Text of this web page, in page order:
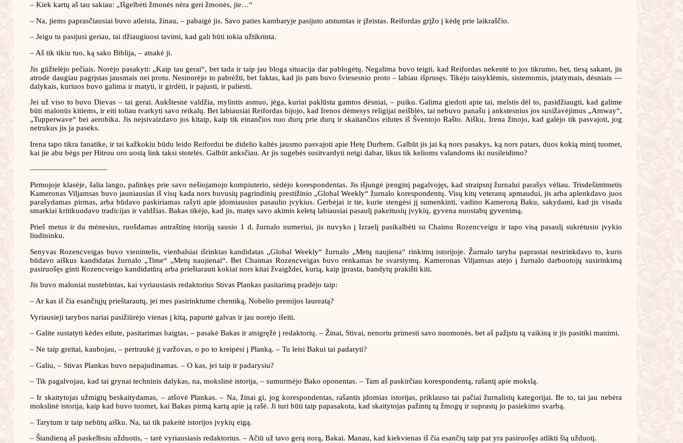
– Kiek kartų aš tau sakiau: „Išgelbėti žmonės nėra geri žmonės, jie…“
– Na, jiems paprasčiausiai buvo atleista, žinau, – pabaigė jis. Savo paties kambaryje pasijuto atstumtas ir įžeistas. Reifordas grįžo į kėdę prie laikraščio.
– Jeigu tu pasijusi geriau, tai džiaugiuosi tavimi, kad gali būti tokia užtikrinta.
– Aš tik tikiu tuo, ką sako Biblija, – atsakė ji.
Jis gūžtelėjo pečiais. Norėjo pasakyti: „Kaip tau gerai“, bet tada ir taip jau bloga situacija dar pablogėtų. Negalima buvo teigti, kad Reifordas nekentė to jos tikrumo, bet, tiesą sakant, jis
atrodė daugiau pagrįstas jausmais nei protu. Nesinorėjo to pabrėžti, bet faktas, kad jis pats buvo šviesesnio proto – labiau išprusęs. Tikėjo taisyklėmis, sistemomis, įstatymais, dėsniais —
dalykais, kuriuos buvo galima ir matyti, ir girdėti, ir pajusti, ir paliesti.
Jei už viso to buvo Dievas – tai gerai. Aukštesnė valdžia, mylintis asmuo, jėga, kuriai paklūsta gamtos dėsniai, – puiku. Galima giedoti apie tai, melstis dėl to, pasidžiaugti, kad galime
būti malonūs kitiems, ir eiti toliau tvarkyti savo reikalų. Bet labiausiai Reifordas bijojo, kad Irenos dėmesys religijai neišblės, tai nebuvo panašu į ankstesnius jos susižavėjimus „Amway“,
„Tupperwave“ bei aerobika. Jis neįsivaizdavo jos kitaip, kaip tik einančios nuo durų prie durų ir skaitančios eilutes iš Šventojo Rašto. Aišku, Irena žinojo, kad galėjo tik pasvajoti, jog
netrukus jis ja paseks.
Irena tapo tikra fanatike, ir tai kažkokiu būdu leido Reifordui be didelio kaltės jausmo pasvajoti apie Hetę Durhem. Galbūt jis jai ką nors pasakys, ką nors patars, duos kokią mintį tuomet,
kai jie abu bėgs per Hitrou oro uostą link taksi stotelės. Galbūt anksčiau. Ar jis sugebės susitvardyti netgi dabar, likus tik kelioms valandoms iki nusileidimo?
–––––––––––––––––––
Pirmojoje klasėje, šalia lango, palinkęs prie savo nešiojamojo kompiuterio, sėdėjo korespondentas. Jis išjungė įrenginį pagalvojęs, kad straipsnį žurnalui parašys vėliau. Trisdešimtmetis
Kameronas Viljamsas buvo jauniausias iš visų kada nors buvusių pagrindinių prestižinio „Global Weekly“ žurnalo korespondentų. Visų kitų veteranų apmaudui, jis arba aplenkdavo juos
parašydamas pirmas, arba būdavo paskiriamas rašyti apie įdomiausius pasaulio įvykius. Gerbėjai ir tie, kurie stengėsi jį sumenkinti, vadino Kameroną Baku, sakydami, kad jis visada
smarkiai kritikuodavo tradicijas ir valdžias. Bakas tikėjo, kad jis, matęs savo akimis keletą labiausiai pasaulį pakeitusių įvykių, gyvena nuostabų gyvenimą.
Prieš metus ir du mėnesius, ruošdamas antraštinę istoriją sausio 1 d. žurnalo numeriui, jis nuvyko į Izraelį pasikalbėti su Chaimu Rozencveigu ir tapo visą pasaulį sukrėtusio įvykio
liudininku.
Senyvas Rozencveigas buvo vienintelis, vienbalsiai išrinktas kandidatas „Global Weekly“ žurnalo „Metų naujiena“ rinkimų istorijoje. Žurnalo taryba paprastai nesirinkdavo to, kuris
būdavo aiškus kandidatas žurnalo „Time“ „Metų naujienai“. Bet Chaimas Rozencveigas buvo renkamas be svarstymų. Kameronas Viljamsas atėjo į žurnalo darbuotojų susirinkimą
pasiruošęs ginti Rozencveigo kandidatūrą arba prieštarauti kokiai nors kitai žvaigždei, kurią, kaip įprasta, bandytų prakišti kiti.
Jis buvo maloniai nustebintas, kai vyriausiasis redaktorius Stivas Plankas pasitarimą pradėjo taip:
– Ar kas iš čia esančiųjų prieštarautų, jei mes pasirinktume chemiką, Nobelio premijos laureatą?
Vyriausieji tarybos nariai pasižiūrėjo vienas į kitą, papurtė galvas ir jau norėjo išeiti.
– Galite sustatyti kėdes eilute, pasitarimas baigtas, – pasakė Bakas ir atsigręžė į redaktorių. – Žinai, Stivai, nenoriu primesti savo nuomonės, bet aš pažįstu tą vaikiną ir jis pasitiki manimi.
– Ne taip greitai, kaubojau, – pertraukė jį varžovas, o po to kreipėsi į Planką. – Tu leisi Bakui tai padaryti?
– Galiu, – Stivas Plankas buvo nepajudinamas. – O kas, jei taip ir padarysiu?
– Tik pagalvojau, kad tai grynai techninis dalykas, na, mokslinė istorija, – sumurmėjo Bako oponentas. – Tam aš paskirčiau korespondentą, rašantį apie mokslą.
– Ir skaitytojas užmigtų beskaitydamas, – atšovė Plankas. – Na, žinai gi, jog korespondentas, rašantis įdomias istorijas, priklauso tai pačiai žurnalistų kategorijai. Be to, tai jau nebėra
mokslinė istorija, kaip kad buvo tuomet, kai Bakas pirmą kartą apie ją rašė. Ji turi būti taip papasakota, kad skaitytojas pažintų tą žmogų ir suprastų jo pasiekimo svarbą.
– Tarytum ir taip nebūtų aišku. Na, tai tik pakeitė istorijos įvykių eigą.
– Šiandieną aš paskelbsiu užduotis, – tarė vyriausiasis redaktorius. – Ačiū už tavo gerą norą, Bakai. Manau, kad kiekvienas iš čia esančių taip pat yra pasiruošęs atlikti šią užduotį.